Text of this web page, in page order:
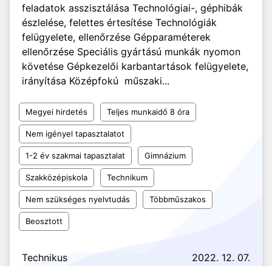
feladatok asszisztálása Technológiai-, géphibák
észlelése, felettes értesítése Technológiák
felügyelete, ellenőrzése Gépparaméterek
ellenőrzése Speciális gyártású munkák nyomon
követése Gépkezelői karbantartások felügyelete,
irányítása Középfokú műszaki...
Megyei hirdetés Teljes munkaidő 8 óra
Nem igényel tapasztalatot
1-2 év szakmai tapasztalat Gimnázium
Szakközépiskola Technikum
Nem szükséges nyelvtudás Többműszakos
Beosztott
Technikus 2022. 12. 07.